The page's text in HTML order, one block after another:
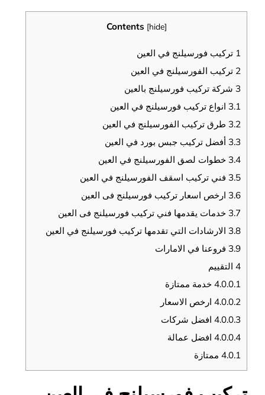
Contents [hide]
1 تركيب فورسيلنج في العين
2 تركيب الفورسيلنج في العين
3 شركة تركيب فورسيلنج بالعين
3.1 انواع تركيب فورسيلنج في العين
3.2 طرق تركيب الفورسيلنج في العين
3.3 أفضل تركيب جبس بورد في العين
3.4 خطوات لصق الفورسيلنج في العين
3.5 فني تركيب اسقف الفورسيلنج في العين
3.6 ارخص اسعار تركيب فورسيلنج فى العين
3.7 خدمات يقدمها فني تركيب فورسيلنج فى العين
3.8 الارشادات التي تقدمها تركيب فورسيلنج في العين
3.9 فروعنا في الامارات
4 التقييم
4.0.0.1 خدمة ممتازة
4.0.0.2 ارخص الاسعار
4.0.0.3 افضل شركات
4.0.0.4 افضل عمالة
4.0.1 ممتازة